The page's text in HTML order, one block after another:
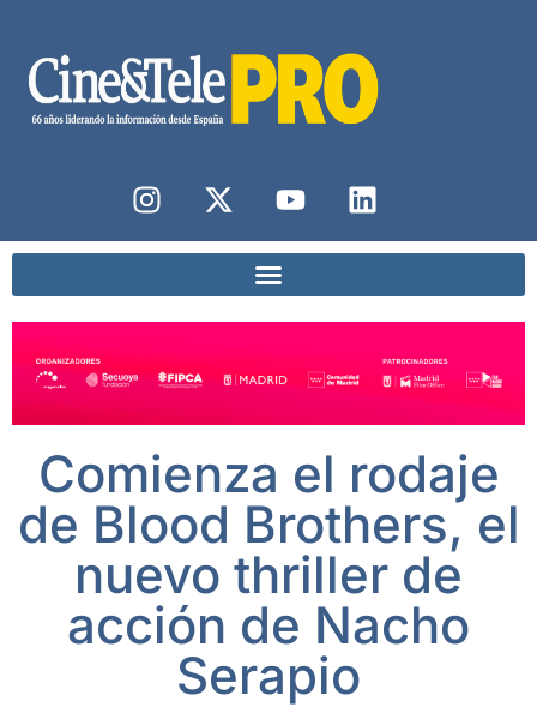
Comienza el rodaje
de Blood Brothers, el
nuevo thriller de
acción de Nacho
Serapio